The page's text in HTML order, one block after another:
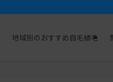
地域別のおすすめ自毛植毛